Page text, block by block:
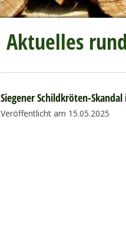
Aktuelles
Siegener Schildkröten-
Veröffentlicht am 15.05.2025